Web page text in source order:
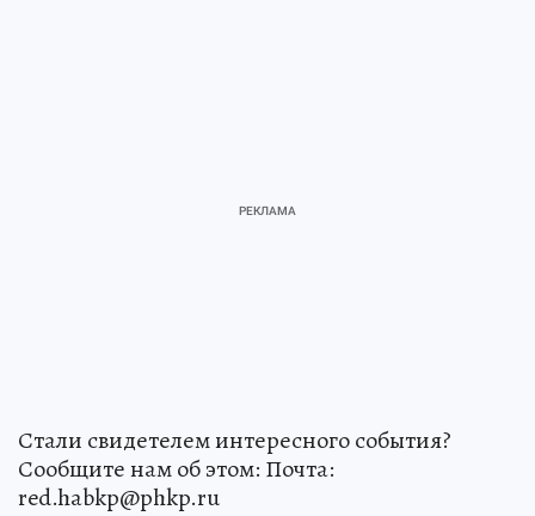
Стали свидетелем интересного события?
Сообщите нам об этом: Почта:
red.habkp@phkp.ru